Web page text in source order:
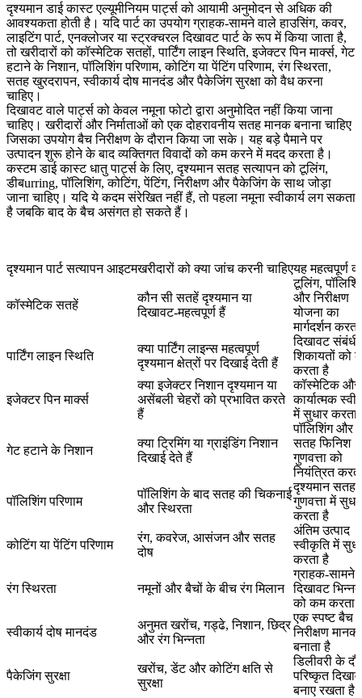
दृश्यमान डाई कास्ट एल्यूमीनियम पार्ट्स को आयामी अनुमोदन से अधिक की
आवश्यकता होती है। यदि पार्ट का उपयोग ग्राहक-सामने वाले हाउसिंग, कवर,
लाइटिंग पार्ट, एनक्लोजर या स्ट्रक्चरल दिखावट पार्ट के रूप में किया जाता है,
तो खरीदारों को कॉस्मेटिक सतहों, पार्टिंग लाइन स्थिति, इजेक्टर पिन मार्क्स, गेट
हटाने के निशान, पॉलिशिंग परिणाम, कोटिंग या पेंटिंग परिणाम, रंग स्थिरता,
सतह खुरदरापन, स्वीकार्य दोष मानदंड और पैकेजिंग सुरक्षा को वैध करना
चाहिए।
दिखावट वाले पार्ट्स को केवल नमूना फोटो द्वारा अनुमोदित नहीं किया जाना
चाहिए। खरीदारों और निर्माताओं को एक दोहरावनीय सतह मानक बनाना चाहिए
जिसका उपयोग बैच निरीक्षण के दौरान किया जा सके। यह बड़े पैमाने पर
उत्पादन शुरू होने के बाद व्यक्तिगत विवादों को कम करने में मदद करता है।
कस्टम डाई कास्ट धातु पार्ट्सके लिए, दृश्यमान सतह सत्यापन को टूलिंग,
डीबurring, पॉलिशिंग, कोटिंग, पेंटिंग, निरीक्षण और पैकेजिंग के साथ जोड़ा
जाना चाहिए। यदि ये कदम संरेखित नहीं हैं, तो पहला नमूना स्वीकार्य लग सकता
है जबकि बाद के बैच असंगत हो सकते हैं।
दृश्यमान पार्ट सत्यापन आइटमखरीदारों को क्या जांच करनी चाहिएयह महत्वपूर्ण
कॉस्मेटिक सतहें
कौन सी सतहें दृश्यमान या
दिखावट-महत्वपूर्ण हैं
टूलिंग,
और निरीक्षण
योजना का
मार्गदर्शन
पार्टिंग लाइन स्थिति
क्या पार्टिंग लाइन्स महत्वपूर्ण
दृश्यमान क्षेत्रों पर दिखाई देती हैं
दिखावट संबंधी
शिकायतों को
करता है
इजेक्टर पिन मार्क्स
क्या इजेक्टर निशान दृश्यमान या
असेंबली चेहरों को प्रभावित करते
हैं
कॉस्मेटिक और
कार्यात्मक
में सुधार करता
गेट हटाने के निशान
क्या ट्रिमिंग या ग्राइंडिंग निशान
दिखाई देते हैं
पॉलिशिंग और
सतह फिनिश
गुणवत्ता को
नियंत्रित
पॉलिशिंग परिणाम
पॉलिशिंग के बाद सतह की चिकनाई
और स्थिरता
दृश्यमान सतह
गुणवत्ता में
करता है
कोटिंग या पेंटिंग परिणाम
रंग, कवरेज, आसंजन और सतह
दोष
अंतिम उत्पाद
स्वीकृति में
करता है
रंग स्थिरता नमूनों और बैचों के बीच रंग मिलान
ग्राहक-सामने
दिखावट
को कम करता
स्वीकार्य दोष मानदंड
अनुमत खरोंच, गड्ढे, निशान, छिद्र
और रंग भिन्नता
एक स्पष्ट बैच
निरीक्षण मानक
बनाता है
पैकेजिंग सुरक्षा
खरोंच, डेंट और कोटिंग क्षति से
सुरक्षा
डिलीवरी के
परिष्कृत
बनाए रखता है